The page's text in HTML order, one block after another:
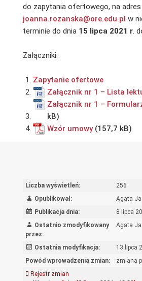
do zapytania ofertowego, na adres
joanna.rozanska@ore.edu.pl w
terminie do dnia 15 lipca 2021 r.
Załączniki:
Zapytanie ofertowe
Załącznik nr 1 – Lista
Załącznik nr 1 –
Wzór umowy
Liczba wyświetleń:
256
Opublikował:
Agata
Publikacja dnia:
8 lipca
Ostatnio zmodyfikowany
przez:
Agata
Ostatnia modyfikacja:
13 lipca
Powód wprowadzenia zmian:
zmiana
Rejestr zmian